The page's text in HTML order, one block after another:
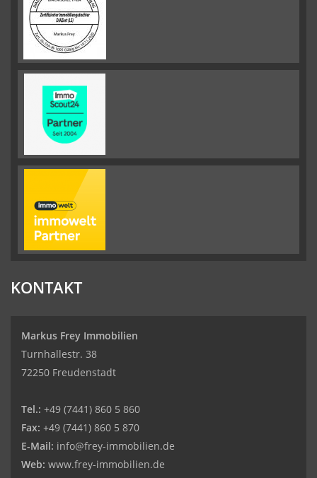
KONTAKT
Markus Frey Immobilien
Turnhallestr. 38
72250 Freudenstadt
Tel.: +49 (7441) 860 5 860
Fax: +49 (7441) 860 5 870
E-Mail: info@frey-immobilien.de
Web: www.frey-immobilien.de